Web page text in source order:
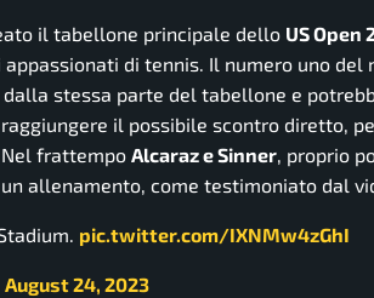
il tabellone principale dello US Open
di tennis. Il numero uno del
stessa parte del tabellone e
il possibile scontro diretto,
frattempo Alcaraz e Sinner, proprio
allenamento, come testimoniato dal
pic.twitter.com/IXNMw4zGhI
August 24, 2023